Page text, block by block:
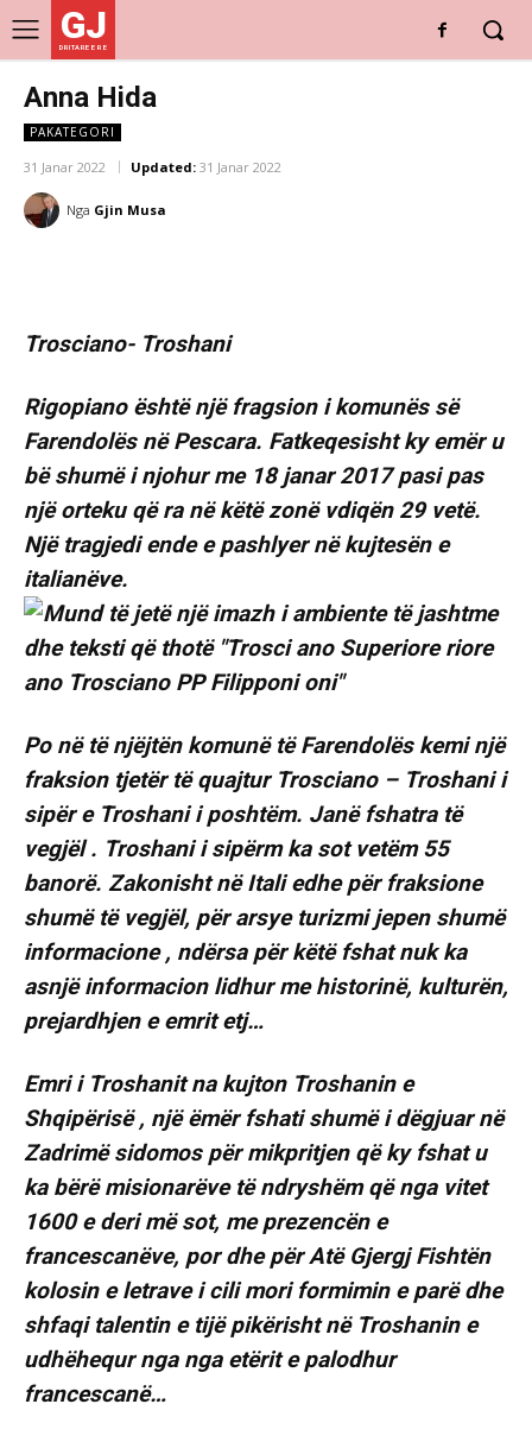
GJ
DRITARE E RE
Anna Hida
PAKATEGORI
31 Janar 2022 Updated: 31 Janar 2022
Nga Gjin Musa
Trosciano- Troshani
Rigopiano është një fragsion i komunës së
Farendolës në Pescara. Fatkeqesisht ky emër u
bë shumë i njohur me 18 janar 2017 pasi pas
një orteku që ra në këtë zonë vdiqën 29 vetë.
Një tragjedi ende e pashlyer në kujtesën e
italianëve.
Po në të njëjtën komunë të Farendolës kemi një
fraksion tjetër të quajtur Trosciano – Troshani i
sipër e Troshani i poshtëm. Janë fshatra të
vegjël . Troshani i sipërm ka sot vetëm 55
banorë. Zakonisht në Itali edhe për fraksione
shumë të vegjël, për arsye turizmi jepen shumë
informacione , ndërsa për këtë fshat nuk ka
asnjë informacion lidhur me historinë, kulturën,
prejardhjen e emrit etj…
Emri i Troshanit na kujton Troshanin e
Shqipërisë , një ëmër fshati shumë i dëgjuar në
Zadrimë sidomos për mikpritjen që ky fshat u
ka bërë misionarëve të ndryshëm që nga vitet
1600 e deri më sot, me prezencën e
francescanëve, por dhe për Atë Gjergj Fishtën
kolosin e letrave i cili mori formimin e parë dhe
shfaqi talentin e tijë pikërisht në Troshanin e
udhëhequr nga nga etërit e palodhur
francescanë…